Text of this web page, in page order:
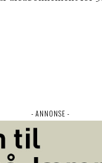
- ANNONSE -